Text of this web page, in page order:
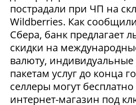
пострадали при ЧП на
Wildberries. Как
Сбера, банк предлагает
скидки на
валюту, индивидуальные
пакетам услуг до конца
селлеры могут бесплатно
интернет-магазин под